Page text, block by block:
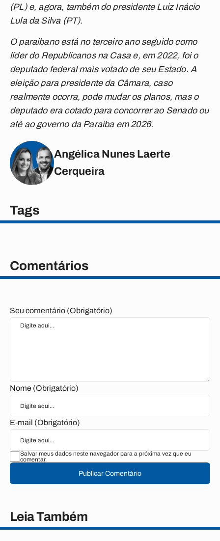
(PL) e, agora, também do presidente Luiz Inácio
Lula da Silva (PT).
O paraibano está no terceiro ano seguido como
líder do Republicanos na Casa e, em 2022, foi o
deputado federal mais votado de seu Estado. A
eleição para presidente da Câmara, caso
realmente ocorra, pode mudar os planos, mas o
deputado era cotado para concorrer ao Senado ou
até ao governo da Paraíba em 2026.
Angélica Nunes Laerte
Cerqueira
Tags
Comentários
Seu comentário (Obrigatório)
Nome (Obrigatório)
E-mail (Obrigatório)
Salvar meus dados neste navegador para a próxima vez que eu
comentar.
Publicar Comentário
Leia Também